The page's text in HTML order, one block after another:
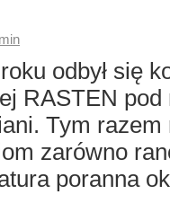
odbył się
RASTEN pod
Tym
zarówno
poranna